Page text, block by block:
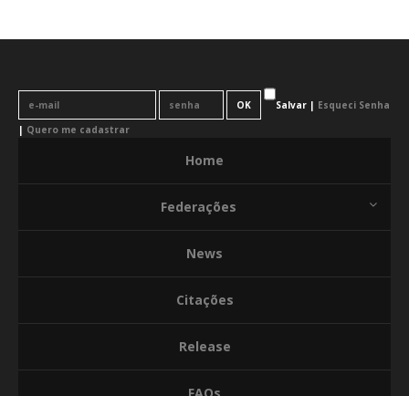
Salvar | Esqueci Senha
| Quero me cadastrar
Home
Federações
News
Citações
Release